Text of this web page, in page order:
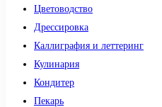
Цветоводство
Дрессировка
Каллиграфия и леттеринг
Кулинария
Кондитер
Пекарь